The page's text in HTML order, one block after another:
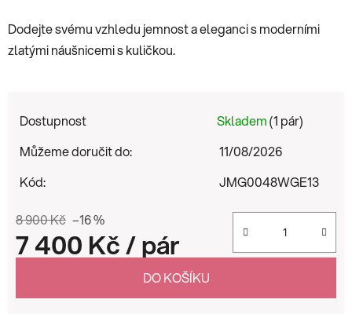
Dodejte svému vzhledu jemnost a eleganci s moderními
zlatými náušnicemi s kuličkou.
Dostupnost Skladem(1 pár)
Můžeme doručit do:
11/08/2026
Kód:
JMG0048WGE13
8 900 Kč –16 %
7 400 Kč/ pár
DO KOŠÍKU